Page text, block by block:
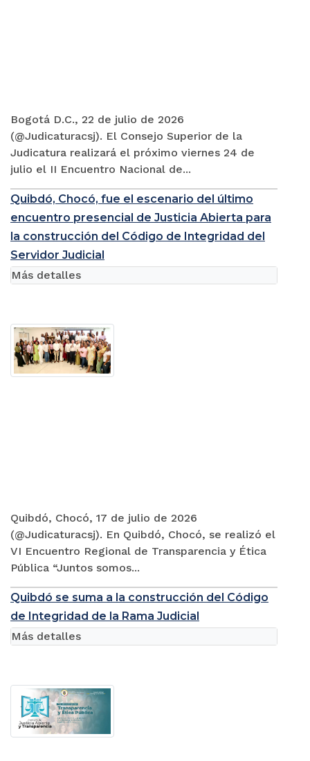
Bogotá D.C., 22 de julio de 2026
(@Judicaturacsj). El Consejo Superior de la
Judicatura realizará el próximo viernes 24 de
julio el II Encuentro Nacional de...
Quibdó, Chocó, fue el escenario del último
encuentro presencial de Justicia Abierta para
la construcción del Código de Integridad del
Servidor Judicial
Quibdó, Chocó, 17 de julio de 2026
(@Judicaturacsj). En Quibdó, Chocó, se realizó el
VI Encuentro Regional de Transparencia y Ética
Pública “Juntos somos...
Más detalles
Quibdó se suma a la construcción del Código
de Integridad de la Rama Judicial
Más detalles